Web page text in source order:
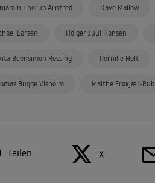
Thorup Arnfred Dave Mallow
Larsen Holger Juul Hansen
Beensimon Rossing Pernille Holt
Bugge Visholm Malthe Frøkjær-
Teilen X